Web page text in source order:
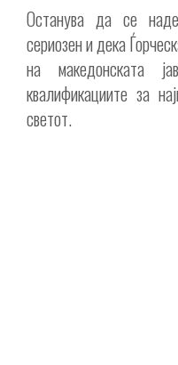
Останува да се
сериозен и дека
на македонската
квалификациите за
светот.